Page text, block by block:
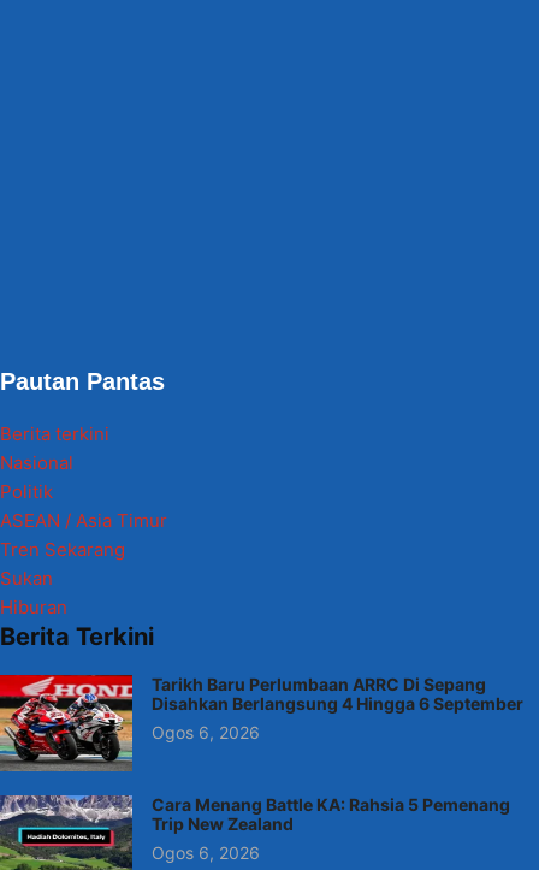
Pautan Pantas
Berita terkini
Nasional
Politik
ASEAN / Asia Timur
Tren Sekarang
Sukan
Hiburan
Berita Terkini
Tarikh Baru Perlumbaan ARRC Di Sepang
Disahkan Berlangsung 4 Hingga 6 September
Ogos 6, 2026
Cara Menang Battle KA: Rahsia 5 Pemenang
Trip New Zealand
Ogos 6, 2026